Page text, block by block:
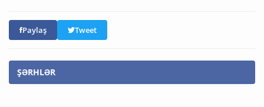
Paylaş Tweet
ŞƏRHLƏR